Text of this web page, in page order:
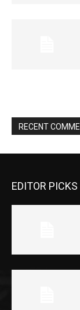
RECENT
EDITOR PICKS